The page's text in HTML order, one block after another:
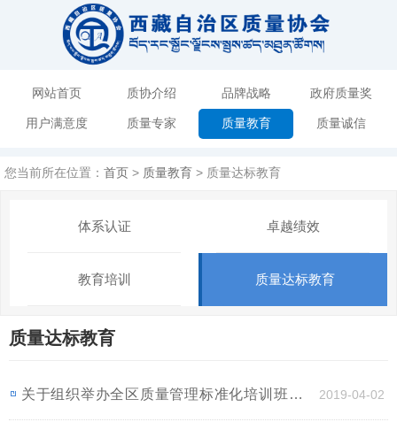
网站首页 质协介绍 品牌战略 政府质量奖
用户满意度 质量专家 质量教育 质量诚信
您当前所在位置： 首页 > 质量教育 > 质量达标教育
体系认证 卓越绩效
教育培训 质量达标教育
质量达标教育
关于组织举办全区质量管理标准化培训班的通 2019-04-02